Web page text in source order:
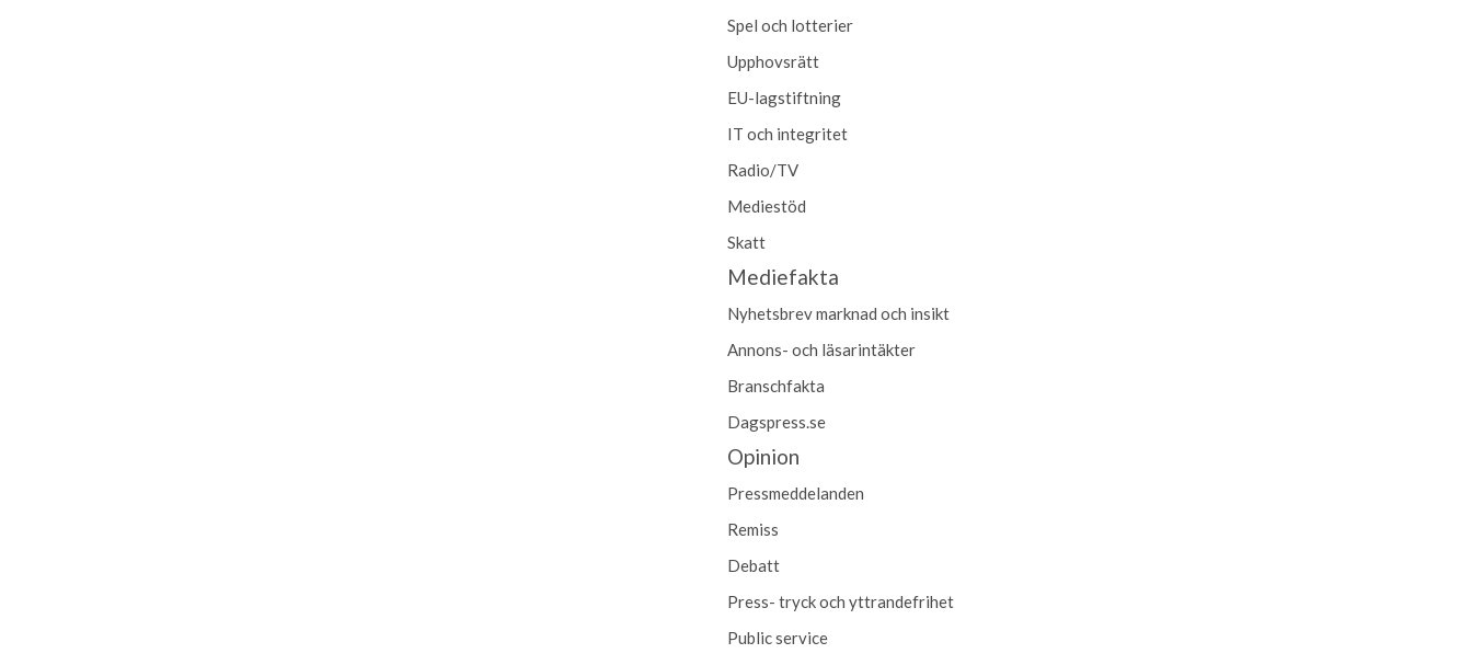
Spel och lotterier
Upphovsrätt
EU-lagstiftning
IT och integritet
Radio/TV
Mediestöd
Skatt
Mediefakta
Nyhetsbrev marknad och insikt
Annons- och läsarintäkter
Branschfakta
Dagspress.se
Opinion
Pressmeddelanden
Remiss
Debatt
Press- tryck och yttrandefrihet
Public service